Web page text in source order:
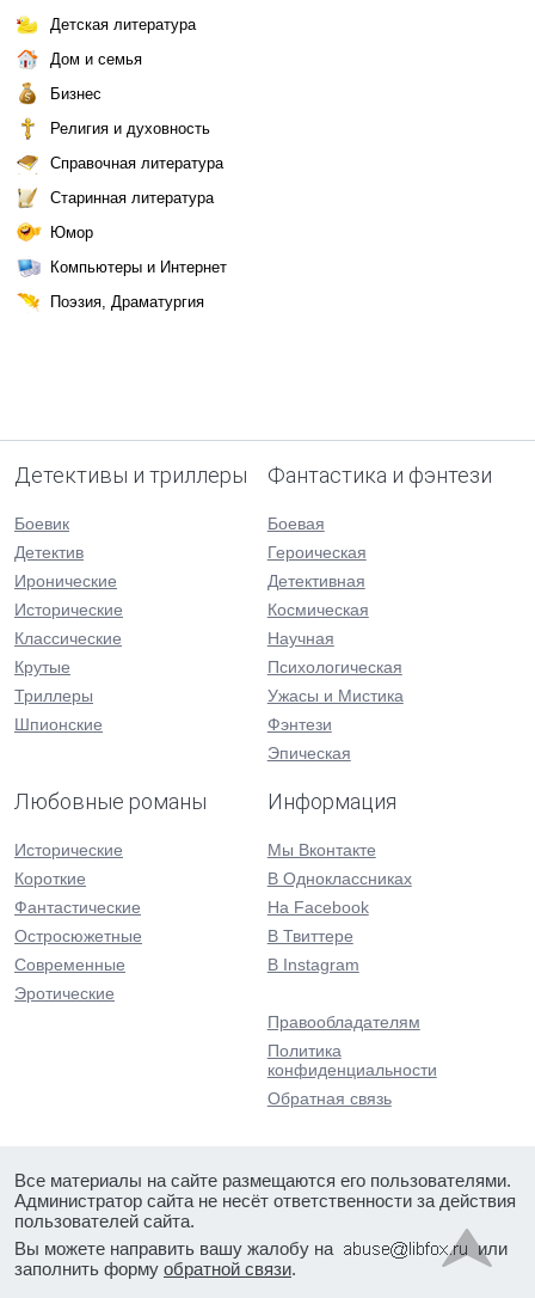
Детская литература
Дом и семья
Бизнес
Религия и духовность
Справочная литература
Старинная литература
Юмор
Компьютеры и Интернет
Поэзия, Драматургия
Детективы и триллеры
Боевик
Детектив
Иронические
Исторические
Классические
Крутые
Триллеры
Шпионские
Фантастика и фэнтези
Боевая
Героическая
Детективная
Космическая
Научная
Психологическая
Ужасы и Мистика
Фэнтези
Эпическая
Любовные романы
Исторические
Короткие
Фантастические
Остросюжетные
Современные
Эротические
Информация
Мы Вконтакте
В Одноклассниках
На Facebook
В Твиттере
В Instagram
Правообладателям
Политика
конфиденциальности
Обратная связь
Все материалы на сайте размещаются его пользователями.
Администратор сайта не несёт ответственности за действия
пользователей сайта.
Вы можете направить вашу жалобу на
или
заполнить форму обратной связи.